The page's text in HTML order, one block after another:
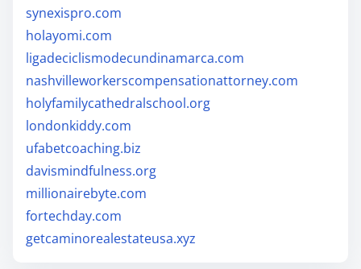
synexispro.com
holayomi.com
ligadeciclismodecundinamarca.com
nashvilleworkerscompensationattorney.com
holyfamilycathedralschool.org
londonkiddy.com
ufabetcoaching.biz
davismindfulness.org
millionairebyte.com
fortechday.com
getcaminorealestateusa.xyz